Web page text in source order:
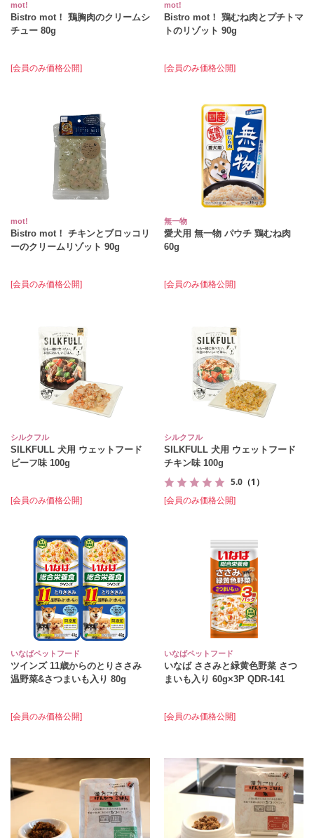
mot!
Bistro mot！ 鶏胸肉のクリームシ
チュー 80g
[会員のみ価格公開]
mot!
Bistro mot！ 鶏むね肉とプチトマ
トのリゾット 90g
[会員のみ価格公開]
mot!
Bistro mot！ チキンとブロッコリ
ーのクリームリゾット 90g
[会員のみ価格公開]
無一物
愛犬用 無一物 パウチ 鶏むね肉
60g
[会員のみ価格公開]
シルクフル
SILKFULL 犬用 ウェットフード
ビーフ味 100g
[会員のみ価格公開]
シルクフル
SILKFULL 犬用 ウェットフード
チキン味 100g
5.0 （1）
[会員のみ価格公開]
いなばペットフード
ツインズ 11歳からのとりささみ
温野菜&さつまいも入り 80g
[会員のみ価格公開]
いなばペットフード
いなば ささみと緑黄色野菜 さつ
まいも入り 60g×3P QDR‐141
[会員のみ価格公開]